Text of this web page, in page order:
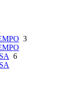
3
6